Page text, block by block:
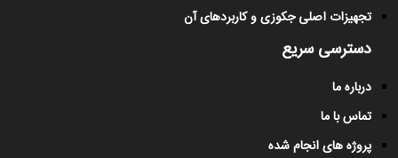
تجهیزات اصلی جکوزی و کاربردهای آن
دسترسی سریع
درباره ما
تماس با ما
پروژه های انجام شده